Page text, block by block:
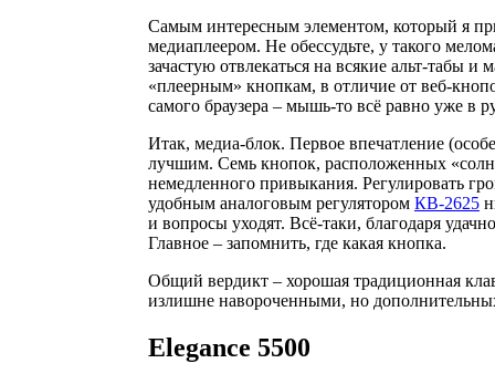
Самым интересным элементом, который я
медиаплеером. Не обессудьте, у такого
зачастую отвлекаться на всякие альт-табы
«плеерным» кнопкам, в отличие от веб-
самого браузера – мышь-то всё равно уже в
Итак, медиа-блок. Первое впечатление
лучшим. Семь кнопок, расположенных
немедленного привыкания. Регулировать
удобным аналоговым регулятором КВ-2625
и вопросы уходят. Всё-таки, благодаря
Главное – запомнить, где какая кнопка.
Общий вердикт – хорошая традиционная
излишне навороченными, но
Elegance 5500